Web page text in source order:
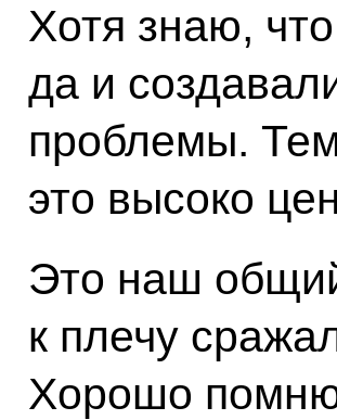
Хотя знаю,
да и
проблемы.
это высоко
Это наш
к плечу
Хорошо